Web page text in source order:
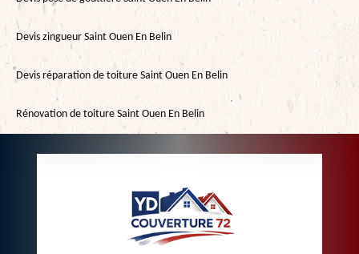
Devis zingueur Saint Ouen En Belin
Devis réparation de toiture Saint Ouen En Belin
Rénovation de toiture Saint Ouen En Belin